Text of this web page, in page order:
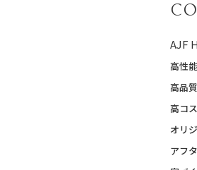
AJF
高性
高品
高コ
オリ
アフ